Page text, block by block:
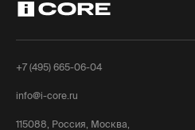
+7 (495) 665-06-04
info@i-core.ru
115088, Россия, Москва,